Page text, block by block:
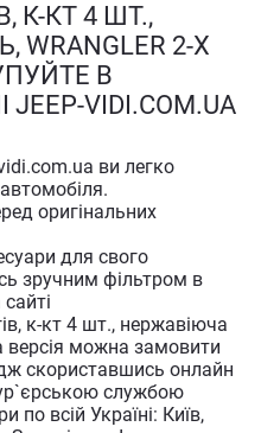
К-КТ 4 ШТ.,
2-Х
В
VIDI.COM.UA
ви легко
оригінальних
для свого
зручним фільтром в
к-кт 4 шт., нержавіюча
версія можна замовити
скориставшись онлайн
службою
по всій Україні: Київ,